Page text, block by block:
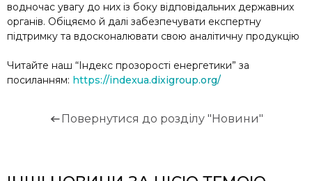
водночас увагу до них із боку відповідальних державних
органів. Обіцяємо й далі забезпечувати експертну
підтримку та вдосконалювати свою аналітичну продукцію
Читайте наш “Індекс прозорості енергетики” за
посиланням: https://indexua.dixigroup.org/
Повернутися до розділу "Новини"